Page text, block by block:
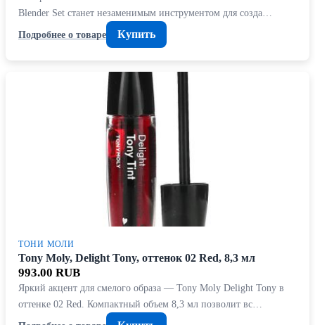
Blender Set станет незаменимым инструментом для созда…
Подробнее о товаре
Купить
ТОНИ МОЛИ
Tony Moly, Delight Tony, оттенок 02 Red, 8,3 мл
993.00 RUB
Яркий акцент для смелого образа — Tony Moly Delight Tony в
оттенке 02 Red. Компактный объем 8,3 мл позволит вс…